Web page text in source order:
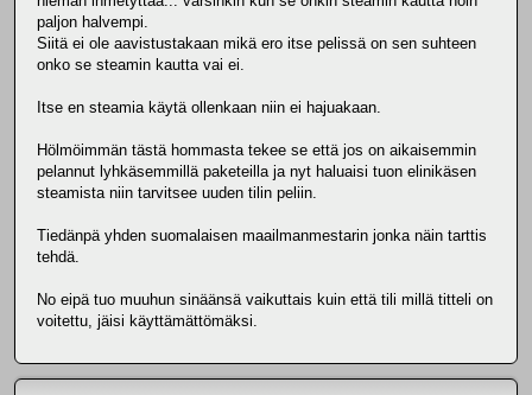
paljon halvempi.
Siitä ei ole aavistustakaan mikä ero itse pelissä on sen suhteen
onko se steamin kautta vai ei.
Itse en steamia käytä ollenkaan niin ei hajuakaan.
Hölmöimmän tästä hommasta tekee se että jos on aikaisemmin
pelannut lyhkäsemmillä paketeilla ja nyt haluaisi tuon elinikäsen
steamista niin tarvitsee uuden tilin peliin.
Tiedänpä yhden suomalaisen maailmanmestarin jonka näin tarttis
tehdä.
No eipä tuo muuhun sinäänsä vaikuttais kuin että tili millä titteli on
voitettu, jäisi käyttämättömäksi.